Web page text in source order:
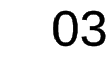
03